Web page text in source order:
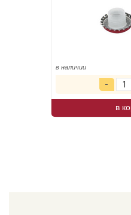
в наличии
в